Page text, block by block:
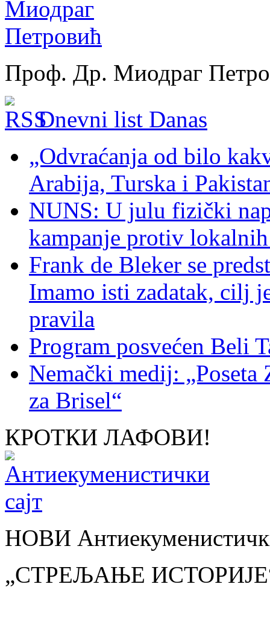
Проф. Др. Миодраг
Dnevni list Danas
„Odvraćanja od bilo
Arabija, Turska i
NUNS: U julu fizički
kampanje protiv
Frank de Bleker se
Imamo isti zadatak, cilj
pravila
Program posvećen Beli
Nemački medij: „Poseta
za Brisel“
КРОТКИ ЛАФОВИ!
НОВИ
„СТРЕЉАЊЕ